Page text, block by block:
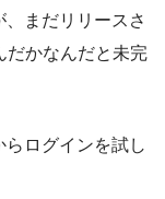
まだリリースさ
だかなんだと未完
ログインを試し